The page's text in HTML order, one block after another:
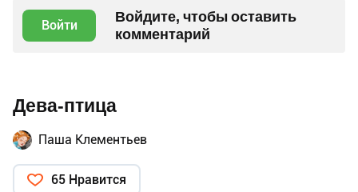
Войти
Войдите, чтобы оставить
комментарий
Дева-птица
Паша Клементьев
65 Нравится